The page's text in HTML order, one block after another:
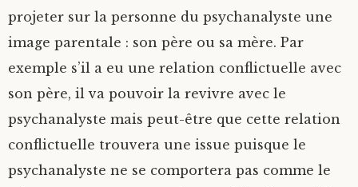
projeter sur la personne du psychanalyste une
image parentale : son père ou sa mère. Par
exemple s’il a eu une relation conflictuelle avec
son père, il va pouvoir la revivre avec le
psychanalyste mais peut-être que cette relation
conflictuelle trouvera une issue puisque le
psychanalyste ne se comportera pas comme le